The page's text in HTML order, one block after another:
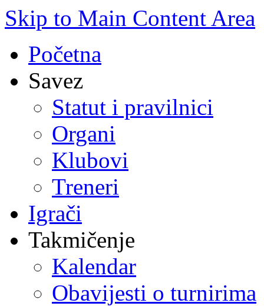
Skip to Main Content Area
Početna
Savez
Statut i pravilnici
Organi
Klubovi
Treneri
Igrači
Takmičenje
Kalendar
Obavijesti o turnirima